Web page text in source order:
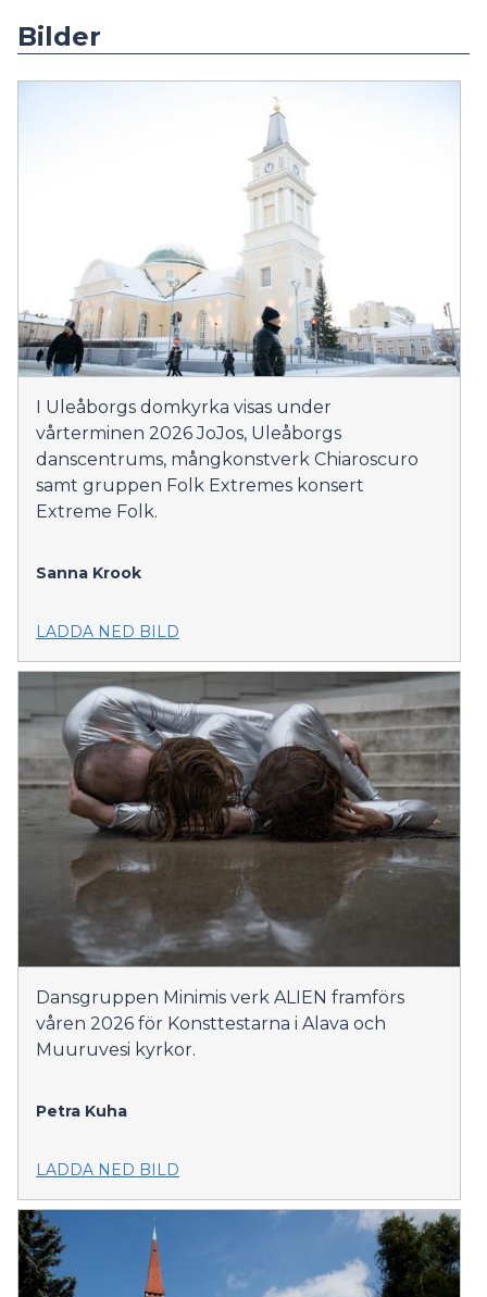
Bilder
I Uleåborgs domkyrka visas under
vårterminen 2026 JoJos, Uleåborgs
danscentrums, mångkonstverk Chiaroscuro
samt gruppen Folk Extremes konsert
Extreme Folk.
Sanna Krook
LADDA NED BILD
Dansgruppen Minimis verk ALIEN framförs
våren 2026 för Konsttestarna i Alava och
Muuruvesi kyrkor.
Petra Kuha
LADDA NED BILD